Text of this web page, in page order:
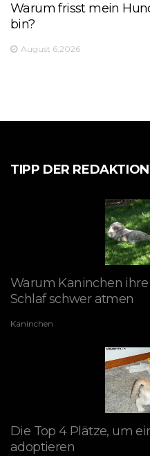
Warum frisst mein
bin?
August 6,2026
TIPP DER REDAKTION
Warum Kaninchen
Schlaf schwer atmen
Kaninchen
Die Top 4 Plätze, um
adoptieren